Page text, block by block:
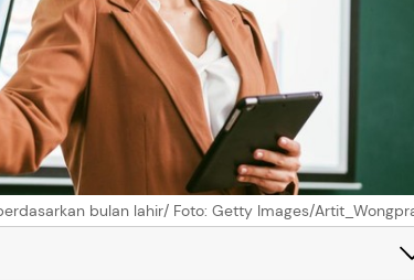
bulan lahir/ Foto: Getty Images/